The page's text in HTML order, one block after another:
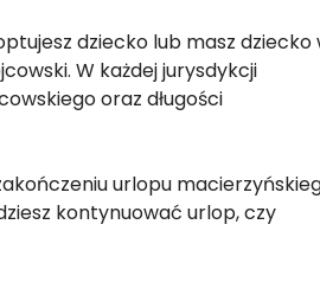
dziecko lub masz dziecko
W każdej jurysdykcji
oraz długości
urlopu
kontynuować urlop, czy